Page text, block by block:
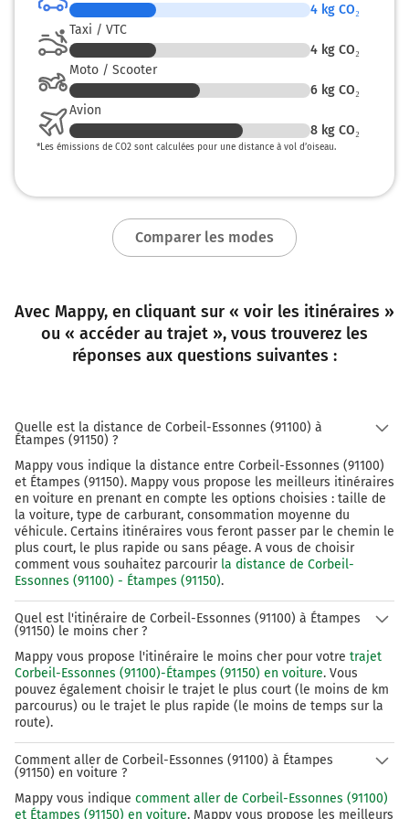
4 kg CO₂
Taxi / VTC
4 kg CO₂
Moto / Scooter
6 kg CO₂
Avion
8 kg CO₂
*Les émissions de CO2 sont calculées pour une distance à vol d’oiseau.
Comparer les modes
Avec Mappy, en cliquant sur « voir les itinéraires »
ou « accéder au trajet », vous trouverez les
réponses aux questions suivantes :
Quelle est la distance de Corbeil-Essonnes (91100) à
Étampes (91150) ?
Mappy vous indique la distance entre Corbeil-Essonnes (91100)
et Étampes (91150). Mappy vous propose les meilleurs itinéraires
en voiture en prenant en compte les options choisies : taille de
la voiture, type de carburant, consommation moyenne du
véhicule. Certains itinéraires vous feront passer par le chemin le
plus court, le plus rapide ou sans péage. A vous de choisir
comment vous souhaitez parcourir la distance de Corbeil-
Essonnes (91100) - Étampes (91150).
Quel est l'itinéraire de Corbeil-Essonnes (91100) à Étampes
(91150) le moins cher ?
Mappy vous propose l'itinéraire le moins cher pour votre trajet
Corbeil-Essonnes (91100)-Étampes (91150) en voiture. Vous
pouvez également choisir le trajet le plus court (le moins de km
parcourus) ou le trajet le plus rapide (le moins de temps sur la
route).
Comment aller de Corbeil-Essonnes (91100) à Étampes
(91150) en voiture ?
Mappy vous indique comment aller de Corbeil-Essonnes (91100)
et Étampes (91150) en voiture. Mappy vous propose les meilleurs